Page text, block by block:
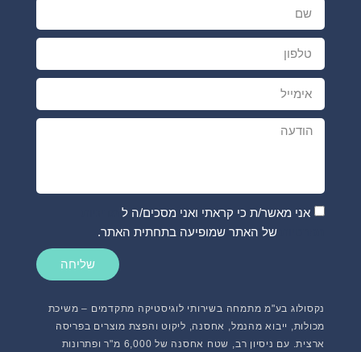
נקסולוג בע"מ מתמחה בשירותי לוגיסטיקה מתקדמים – משיכת
מכולות, ייבוא מהנמל, אחסנה, ליקוט והפצת מוצרים בפריסה
ארצית. עם ניסיון רב, שטח אחסנה של 6,000 מ"ר ופתרונות
אני מאשר/ת כי קראתי ואני מסכים/ה ל
של האתר שמופיעה בתחתית האתר.
שליחה